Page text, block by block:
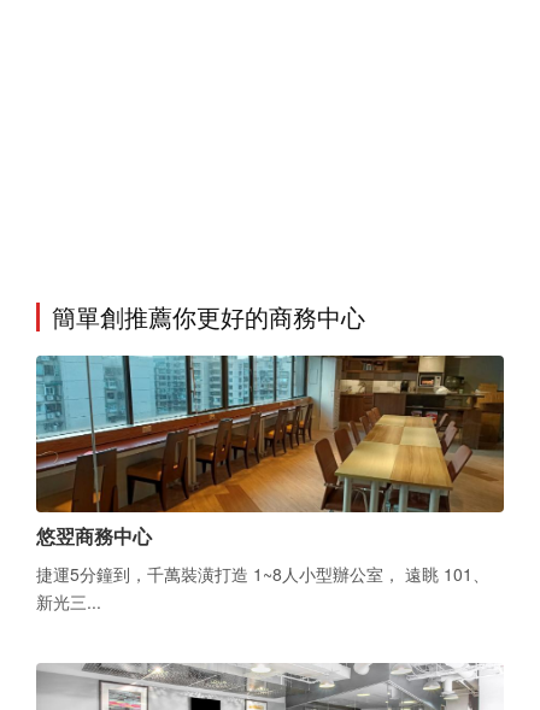
簡單創推薦你更好的商務中心
悠翌商務中心
捷運5分鐘到，千萬裝潢打造 1~8人小型辦公室， 遠眺 101、
新光三...